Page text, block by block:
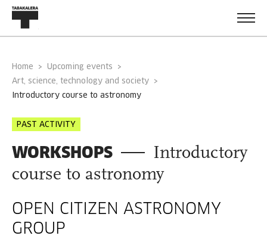
Home
Upcoming events
Art, science, technology and society
introductory course to astronomy
PAST ACTIVITY
WORKSHOPS
Introductory
course to astronomy
OPEN CITIZEN ASTRONOMY
GROUP